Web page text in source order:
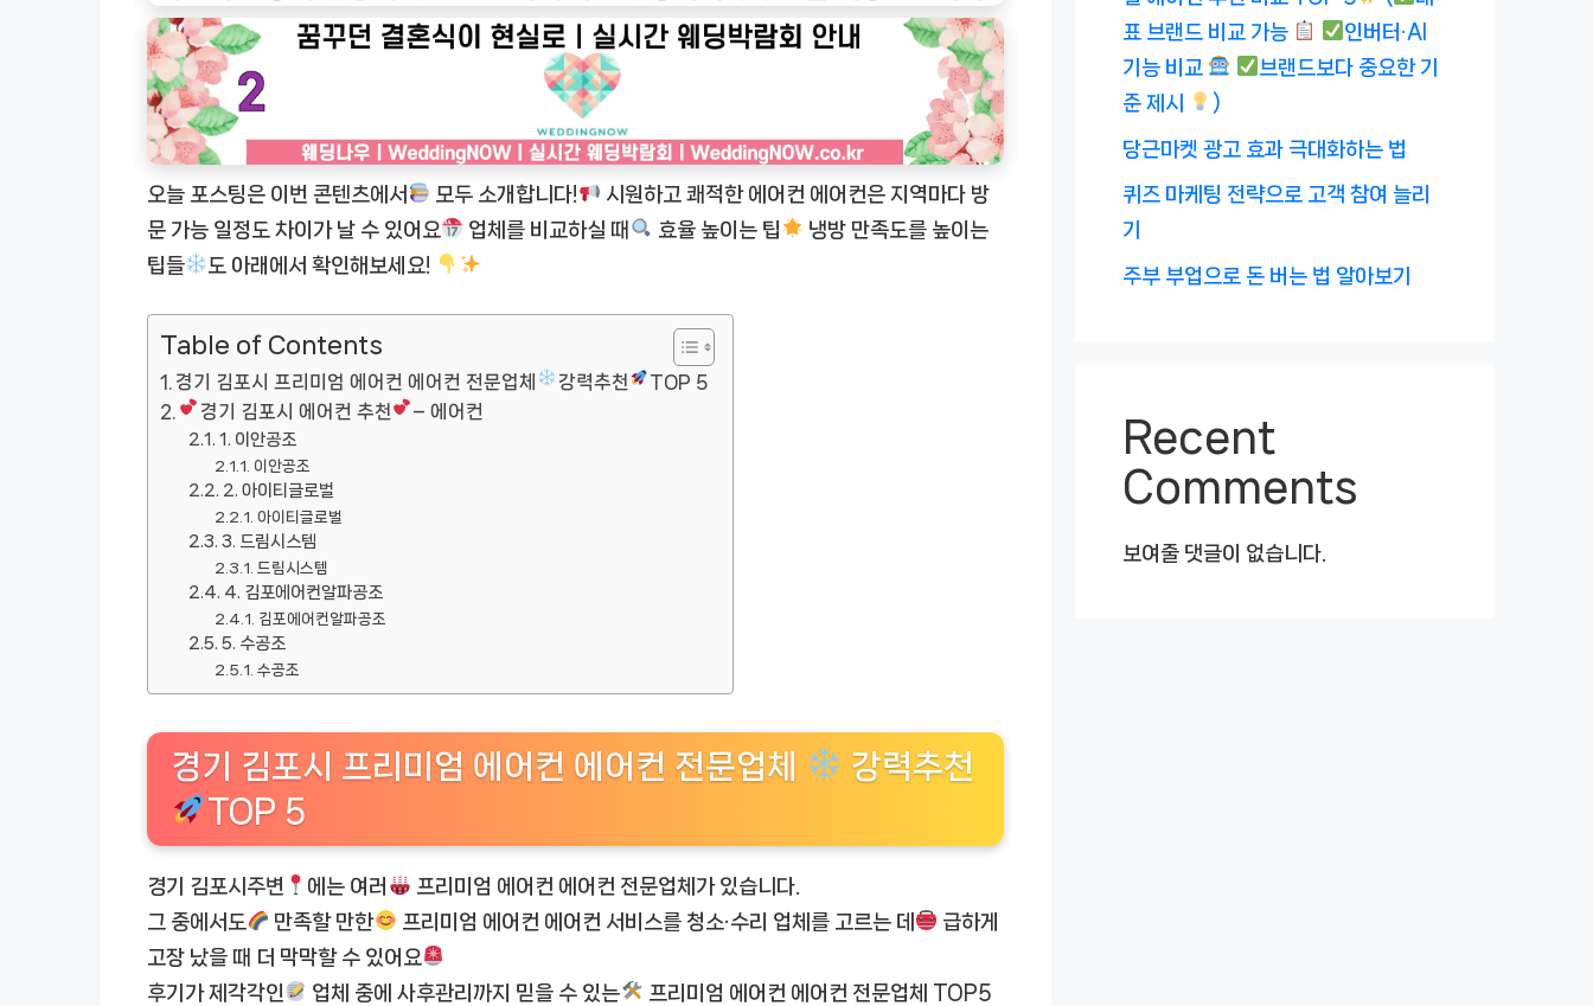
오늘 포스팅은 이번 콘텐츠에서 모두 소개합니다!
시원하고 쾌적한 에어컨 에어컨은 지역마다 방
문 가능 일정도 차이가 날 수 있어요
업체를 비교하실 때 효율 높이는 팁
냉방 만족도를 높이는
팁들
도 아래에서 확인해보세요!
Table of Contents
경기 김포시 프리미엄 에어컨 에어컨 전문업체 강력추천
TOP 5
경기 김포시 에어컨 추천
– 에어컨
1. 이안공조
이안공조
2. 아이티글로벌
아이티글로벌
3. 드림시스템
드림시스템
4. 김포에어컨알파공조
김포에어컨알파공조
5. 수공조
수공조
경기 김포시 프리미엄 에어컨 에어컨 전문업체
강력추천
TOP 5
경기 김포시주변 에는 여러
프리미엄 에어컨 에어컨 전문업체가 있습니다.
그 중에서도
만족할 만한 프리미엄 에어컨 에어컨 서비스를 청소·수리 업체를 고르는 데
급하게
고장 났을 때 더 막막할 수 있어요
후기가 제각각인
업체 중에 사후관리까지 믿을 수 있는
프리미엄 에어컨 에어컨 전문업체 TOP5
표 브랜드 비교 가능
인버터·AI
기능 비교
브랜드보다 중요한 기
준 제시
)
당근마켓 광고 효과 극대화하는 법
퀴즈 마케팅 전략으로 고객 참여 늘리
기
주부 부업으로 돈 버는 법 알아보기
Recent
Comments
보여줄 댓글이 없습니다.